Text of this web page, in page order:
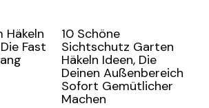
Häkeln
Fast
10 Schöne
Sichtschutz Garten
Häkeln Ideen, Die
Deinen Außenbereich
Sofort Gemütlicher
Machen